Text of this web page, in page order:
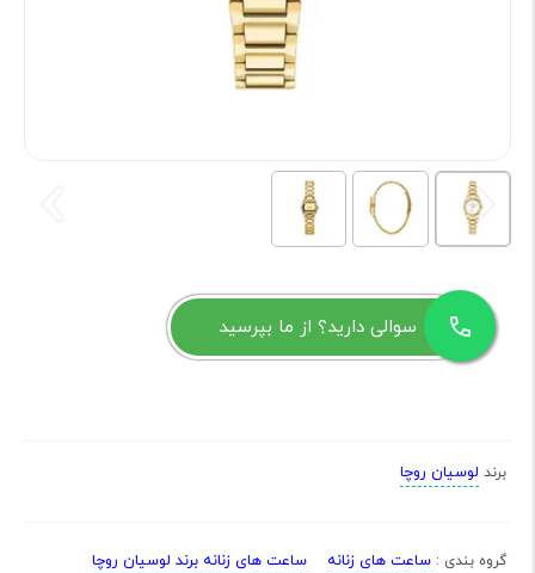
سوالی دارید؟ از ما بپرسید
برند لوسیان روچا
گروه بندی : ساعت های زنانه ساعت های زنانه برند لوسیان روچا